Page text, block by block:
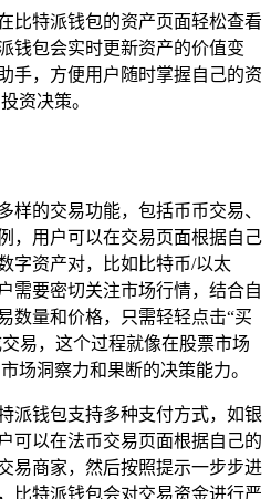
比特派钱包的资产页面轻松查看
钱包会实时更新资产的价值变
手，方便用户随时掌握自己的资
资决策。
样的交易功能，包括币币交易、
，用户可以在交易页面根据自己
字资产对，比如比特币/以太
需要密切关注市场行情，结合自
数量和价格，只需轻轻点击“买
易，这个过程就像在股票市场
场洞察力和果断的决策能力。
派钱包支持多种支付方式，如银
可以在法币交易页面根据自己的
易商家，然后按照提示一步步进
比特派钱包会对交易资金进行严